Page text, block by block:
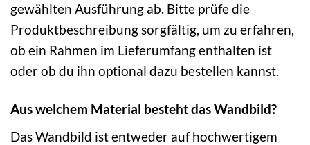
gewählten Ausführung ab. Bitte prüfe die
Produktbeschreibung sorgfältig, um zu erfahren,
ob ein Rahmen im Lieferumfang enthalten ist
oder ob du ihn optional dazu bestellen kannst.
Aus welchem Material besteht das Wandbild?
Das Wandbild ist entweder auf hochwertigem